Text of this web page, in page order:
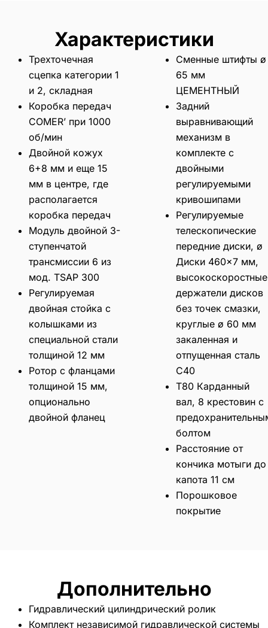
Характеристики
Трехточечная
сцепка категории 1
и 2, складная
Коробка передач
COMER’ при 1000
об/мин
Двойной кожух
6+8 мм и еще 15
мм в центре, где
располагается
коробка передач
Модуль двойной 3-
ступенчатой
трансмиссии 6 из
мод. TSAP 300
Регулируемая
двойная стойка с
колышками из
специальной стали
толщиной 12 мм
Ротор с фланцами
толщиной 15 мм,
опционально
двойной фланец
Сменные штифты ø
65 мм
ЦЕМЕНТНЫЙ
Задний
выравнивающий
механизм в
комплекте с
двойными
регулируемыми
кривошипами
Регулируемые
телескопические
передние диски, ø
Диски 460×7 мм,
высокоскоростные
держатели дисков
без точек смазки,
круглые ø 60 мм
закаленная и
отпущенная сталь
C40
T80 Карданный
вал, 8 крестовин с
болтом
Расстояние от
кончика мотыги до
капота 11 см
Порошковое
покрытие
Дополнительно
Гидравлический цилиндрический ролик
Комплект независимой гидравлической системы